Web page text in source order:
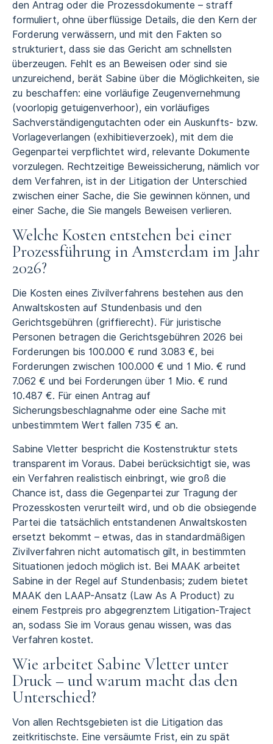
den Antrag oder die Prozessdokumente – straff
formuliert, ohne überflüssige Details, die den Kern der
Forderung verwässern, und mit den Fakten so
strukturiert, dass sie das Gericht am schnellsten
überzeugen. Fehlt es an Beweisen oder sind sie
unzureichend, berät Sabine über die Möglichkeiten, sie
zu beschaffen: eine vorläufige Zeugenvernehmung
(voorlopig getuigenverhoor), ein vorläufiges
Sachverständigengutachten oder ein Auskunfts- bzw.
Vorlageverlangen (exhibitieverzoek), mit dem die
Gegenpartei verpflichtet wird, relevante Dokumente
vorzulegen. Rechtzeitige Beweissicherung, nämlich vor
dem Verfahren, ist in der Litigation der Unterschied
zwischen einer Sache, die Sie gewinnen können, und
einer Sache, die Sie mangels Beweisen verlieren.
Welche Kosten entstehen bei einer
Prozessführung in Amsterdam im Jahr
2026?
Die Kosten eines Zivilverfahrens bestehen aus den
Anwaltskosten auf Stundenbasis und den
Gerichtsgebühren (griffierecht). Für juristische
Personen betragen die Gerichtsgebühren 2026 bei
Forderungen bis 100.000 € rund 3.083 €, bei
Forderungen zwischen 100.000 € und 1 Mio. € rund
7.062 € und bei Forderungen über 1 Mio. € rund
10.487 €. Für einen Antrag auf
Sicherungsbeschlagnahme oder eine Sache mit
unbestimmtem Wert fallen 735 € an.
Sabine Vletter bespricht die Kostenstruktur stets
transparent im Voraus. Dabei berücksichtigt sie, was
ein Verfahren realistisch einbringt, wie groß die
Chance ist, dass die Gegenpartei zur Tragung der
Prozesskosten verurteilt wird, und ob die obsiegende
Partei die tatsächlich entstandenen Anwaltskosten
ersetzt bekommt – etwas, das in standardmäßigen
Zivilverfahren nicht automatisch gilt, in bestimmten
Situationen jedoch möglich ist. Bei MAAK arbeitet
Sabine in der Regel auf Stundenbasis; zudem bietet
MAAK den LAAP-Ansatz (Law As A Product) zu
einem Festpreis pro abgegrenztem Litigation-Traject
an, sodass Sie im Voraus genau wissen, was das
Verfahren kostet.
Wie arbeitet Sabine Vletter unter
Druck – und warum macht das den
Unterschied?
Von allen Rechtsgebieten ist die Litigation das
zeitkritischste. Eine versäumte Frist, ein zu spät